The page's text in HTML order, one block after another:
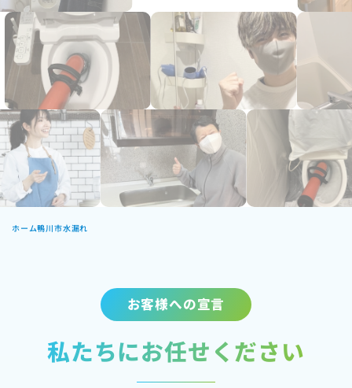
ホーム鴨川市水漏れ
お客様への宣言
私たちにお任せください